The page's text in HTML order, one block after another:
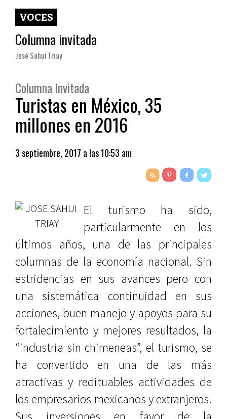
VOCES
Columna invitada
José Sahuí Triay
Columna Invitada
Turistas en México, 35
millones en 2016
3 septiembre, 2017 a las 10:53 am
El turismo ha sido,
particularmente en los
últimos años, una de las principales
columnas de la economía nacional. Sin
estridencias en sus avances pero con
una sistemática continuidad en sus
acciones, buen manejo y apoyos para su
fortalecimiento y mejores resultados, la
“industria sin chimeneas”, el turismo, se
ha convertido en una de las más
atractivas y redituables actividades de
los empresarios mexicanos y extranjeros.